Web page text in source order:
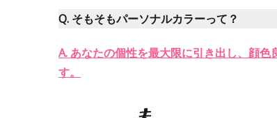
Q. そもそもパーソナルカラーって？
A. あなたの個性を最大限に引き出し、顔
す。